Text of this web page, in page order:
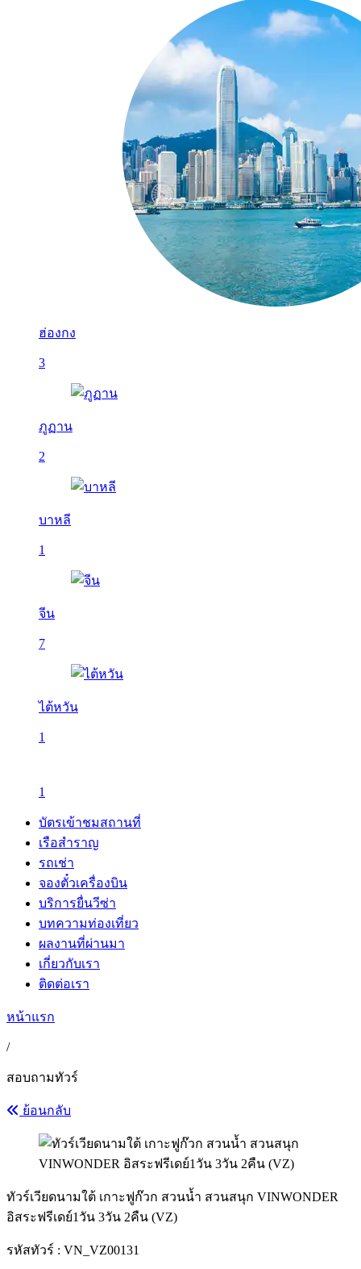
ฮ่องกง
3
ภูฏาน
2
บาหลี
1
จีน
7
ไต้หวัน
1
1
บัตรเข้าชมสถานที่
เรือสำราญ
รถเช่า
จองตั๋วเครื่องบิน
บริการยื่นวีซ่า
บทความท่องเที่ยว
ผลงานที่ผ่านมา
เกี่ยวกับเรา
ติดต่อเรา
หน้าแรก
/
สอบถามทัวร์
ย้อนกลับ
ทัวร์เวียดนามใต้ เกาะฟูก๊วก สวนน้ำ สวนสนุก VINWONDER
อิสระฟรีเดย์1วัน 3วัน 2คืน (VZ)
รหัสทัวร์ : VN_VZ00131